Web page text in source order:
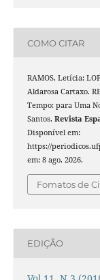
COMO CITAR
RAMOS, Letícia;
Aldarosa Cartaxo.
Tempo: para Uma
Santos. Revista
Disponível em:
https://
em: 8 ago. 2026.
Fomatos de
EDIÇÃO